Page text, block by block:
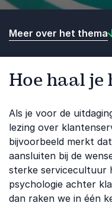
Meer over het thema
Hoe haal je
Als je voor de
lezing over
bijvoorbeeld merkt
aansluiten bij de
sterke servicecultuur
psychologie achter
dan raken we in één